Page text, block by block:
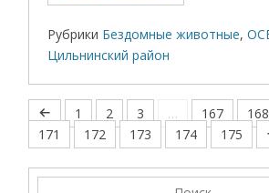
Рубрики Бездомные животные,
Цильнинский район
1 2 3 … 167 168
171
172 173 174 175